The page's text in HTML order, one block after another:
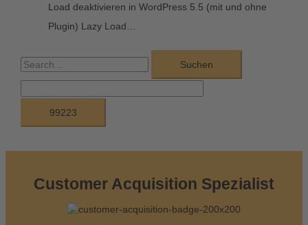
Load deaktivieren in WordPress 5.5 (mit und ohne
Plugin) Lazy Load…
S
u
c
Customer Acquisition Spezialist